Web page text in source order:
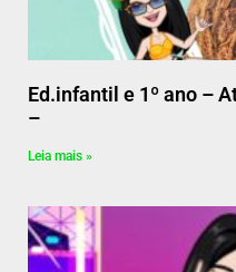
Ed.infantil e 1º ano –
–
Leia mais »